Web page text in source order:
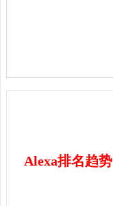
Alexa排名趋势